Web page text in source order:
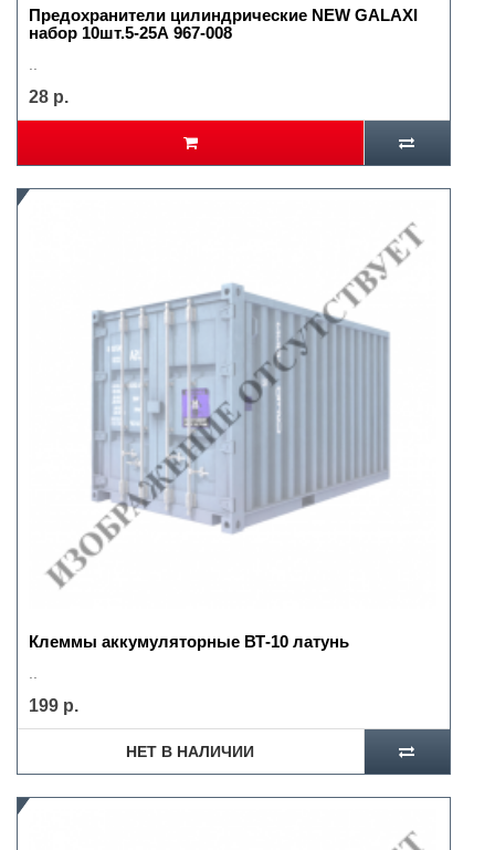
Предохранители цилиндрические NEW GALAXI
набор 10шт.5-25А 967-008
28 р.
Клеммы аккумуляторные ВТ-10 латунь
199 р.
НЕТ В НАЛИЧИИ